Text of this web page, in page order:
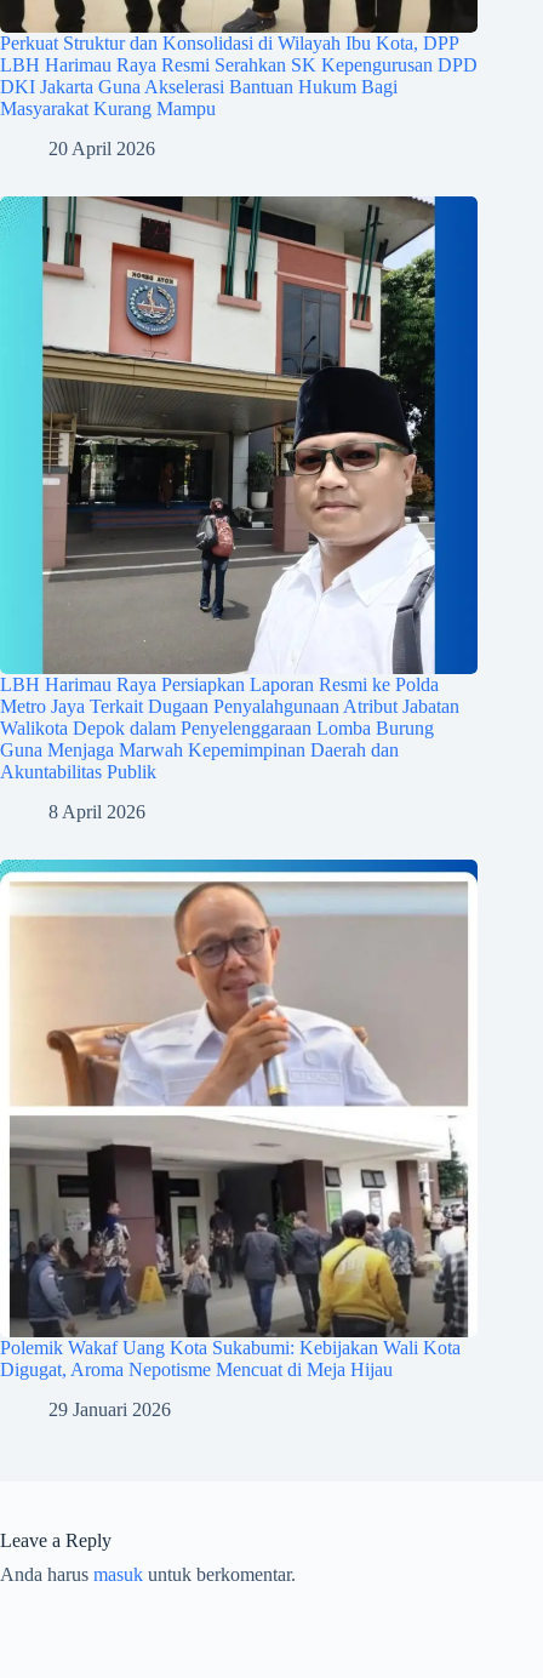
Perkuat Struktur dan Konsolidasi di Wilayah Ibu Kota, DPP
LBH Harimau Raya Resmi Serahkan SK Kepengurusan DPD
DKI Jakarta Guna Akselerasi Bantuan Hukum Bagi
Masyarakat Kurang Mampu
20 April 2026
LBH Harimau Raya Persiapkan Laporan Resmi ke Polda
Metro Jaya Terkait Dugaan Penyalahgunaan Atribut Jabatan
Walikota Depok dalam Penyelenggaraan Lomba Burung
Guna Menjaga Marwah Kepemimpinan Daerah dan
Akuntabilitas Publik
8 April 2026
Polemik Wakaf Uang Kota Sukabumi: Kebijakan Wali Kota
Digugat, Aroma Nepotisme Mencuat di Meja Hijau
29 Januari 2026
Leave a Reply
Anda harus masuk untuk berkomentar.